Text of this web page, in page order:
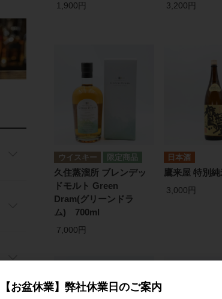
1,900円 3,200円
ウイスキー
久住蒸溜所 ブレンデッ
ドモルト Green
Dram(グリーンドラ
ム) 700ml
7,000円
日本酒
鷹来屋 特別
3,000円
【お盆休業】弊社休業日のご案内